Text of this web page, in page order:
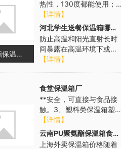
甘肃PU聚氨酯保温箱批发
热性，130度都能使用；
跟传统泡沫相比，它拥有
强大的热稳定性；它的分
子结构密...
【详情】
河北学生送餐保温箱哪家好
防止高温和阳光直射长时
间暴露在高温环境下或阳
光直射会影响保温箱的性
【详情】
食堂保温箱厂
**安全，可直接与食品接
触。3、塑料类保温箱塑料
已被用于日常生活的各个
领域，由塑料制成的用品
如塑料袋...
【详情】
云南PU聚氨酯保温箱食品配送
上海外卖保温箱价格随着